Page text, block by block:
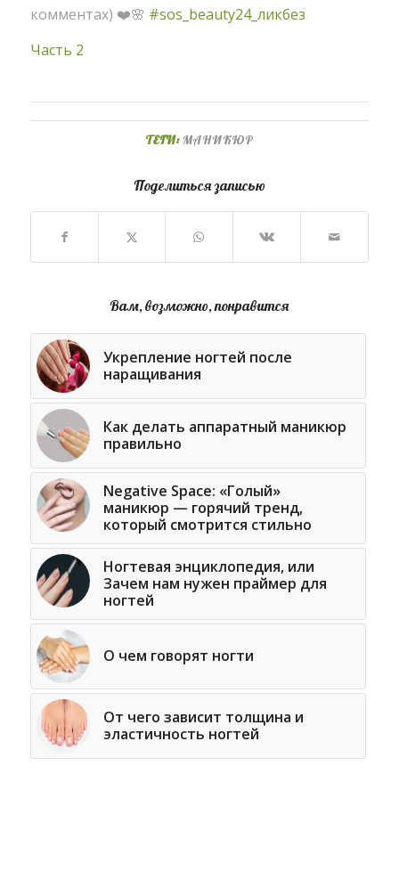
комментах) ❤️🌸 #sos_beauty24_ликбез
Часть 2
ТЕГИ: МАНИКЮР
Поделиться записью
Вам, возможно, понравится
Укрепление ногтей после
наращивания
Как делать аппаратный маникюр
правильно
Negative Space: «Голый»
маникюр — горячий тренд,
который смотрится стильно
Ногтевая энциклопедия, или
Зачем нам нужен праймер для
ногтей
О чем говорят ногти
От чего зависит толщина и
эластичность ногтей